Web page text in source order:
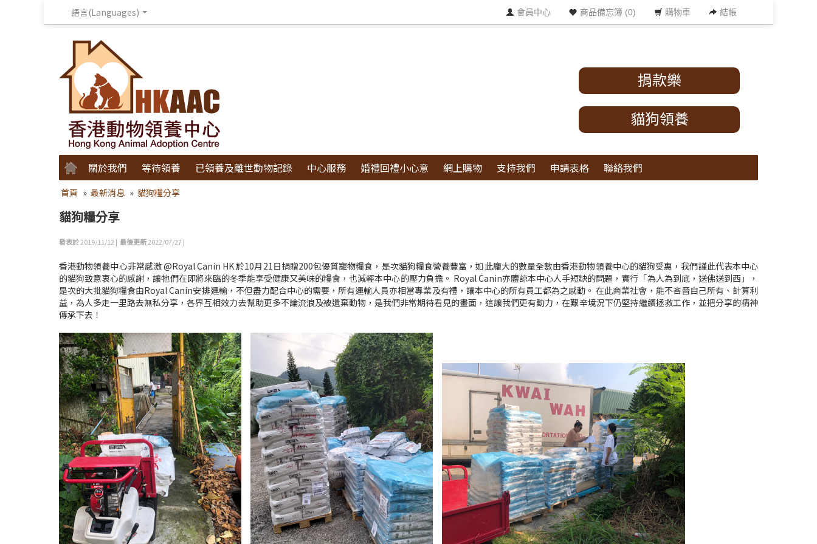
語言(Languages) 會員中心 商品備忘簿 (0) 購物車 結帳
捐款樂
貓狗領養
關於我們 等待領養 已領養及離世動物記錄 中心服務 婚禮回禮小心意 網上購物 支持我們 申請表格 聯絡我們
首頁 » 最新消息 » 貓狗糧分享
貓狗糧分享
發表於2019/11/12 | 最後更新2022/07/27 |
香港動物領養中心非常感激 @Royal Canin HK 於10月21日捐贈200包優質寵物糧食，是次貓狗糧食營養豐富，如此龐大的數量全數由香港動物領養中心的貓狗受惠，我們謹此代表本中心
的貓狗致意衷心的感謝，讓牠們在即將來臨的冬季能享受健康又美味的糧食，也減輕本中心的壓力負擔。 Royal Canin亦體諒本中心人手短缺的問題，實行「為人為到底，送佛送到西」，
是次的大批貓狗糧食由Royal Canin安排運輸，不但盡力配合中心的需要，所有運輸人員亦相當專業及有禮，讓本中心的所有員工都為之感動。 在此商業社會，能不吝嗇自己所有、計算利
益，為人多走一里路去無私分享，各界互相效力去幫助更多不論流浪及被遺棄動物，是我們非常期待看見的畫面，這讓我們更有動力，在艱辛境況下仍堅持繼續拯救工作，並把分享的精神
傳承下去！